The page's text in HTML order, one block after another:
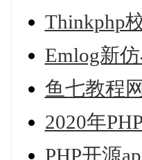
Thinkphp
Emlog新
鱼七教程
2020年
PHP开源